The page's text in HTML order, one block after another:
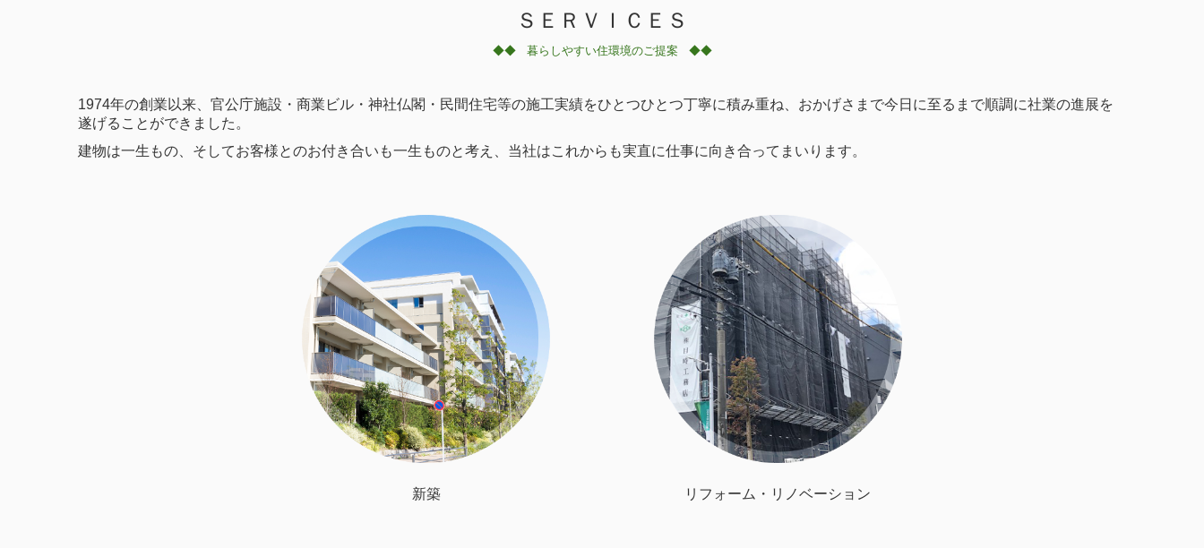
ＳＥＲＶＩＣＥＳ
◆◆ 暮らしやすい住環境のご提案 ◆◆
1974年の創業以来、官公庁施設・商業ビル・神社仏閣・民間住宅等の施工実績をひとつひとつ丁寧に積み重ね、おかげさまで今日に至るまで順調に社業の進展を
遂げることができました。
建物は一生もの、そしてお客様とのお付き合いも一生ものと考え、当社はこれからも実直に仕事に向き合ってまいります。
新築 リフォーム・リノベーション